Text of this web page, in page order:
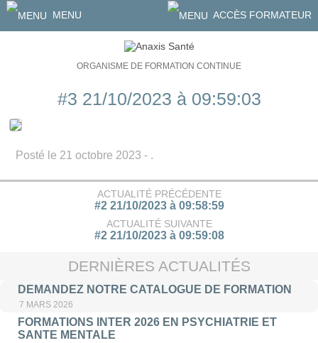
MENU ACCÈS FORMATEUR
ORGANISME DE FORMATION CONTINUE
#3 21/10/2023 à 09:59:03
Posté le 21 octobre 2023 - .
ACTUALITÉ PRÉCÉDENTE
#2 21/10/2023 à 09:58:59
ACTUALITÉ SUIVANTE
#2 21/10/2023 à 09:59:08
DERNIÈRES ACTUALITÉS
DEMANDEZ NOTRE CATALOGUE DE FORMATION
7 MARS 2026
FORMATIONS INTER 2026 EN PSYCHIATRIE ET
SANTE MENTALE